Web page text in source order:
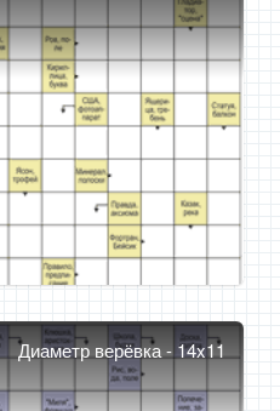
Диаметр верёвка - 14x11